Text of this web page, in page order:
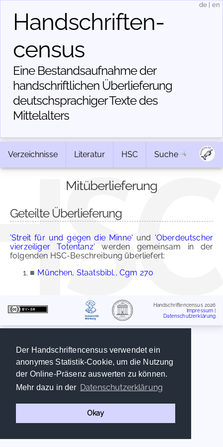
Der Handschriftencensus verwendet ein
anonymes Statistik-Cookie, um die Nutzung
der Online-Präsenz auswerten zu können.
Mehr dazu in der Datenschutzerklärung
Okay
Handschriften­
census
Eine Bestandsaufnahme der
handschriftlichen Über­lieferung
deutschsprachiger Texte des
Mittelalters
de en
Verzeichnisse Literatur HSC Suche
Mitüberlieferung
Geteilte Überlieferung
'Streit für und gegen die Minne' und 'Oberdeutscher
vierzeiliger Totentanz' werden gemeinsam in der
folgenden HSC-Beschreibung überliefert:
■ München, Staatsbibl., Cgm 270
Handschriftencensus 2026
Impressum
Datenschutzerklärung